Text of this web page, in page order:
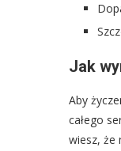
Jak
Aby
całego
wiesz, że